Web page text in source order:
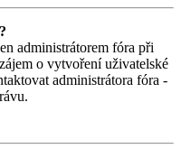
administrátorem fóra při
o vytvoření uživatelské
administrátora fóra -